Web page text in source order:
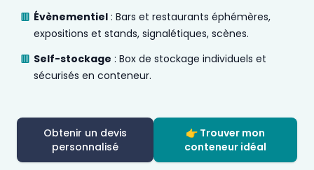
Évènementiel : Bars et restaurants éphémères,
expositions et stands, signalétiques, scènes.
Self-stockage : Box de stockage individuels et
sécurisés en conteneur.
Obtenir un devis
personnalisé
👉 Trouver mon
conteneur idéal